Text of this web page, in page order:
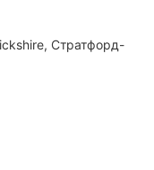
Стратфорд-